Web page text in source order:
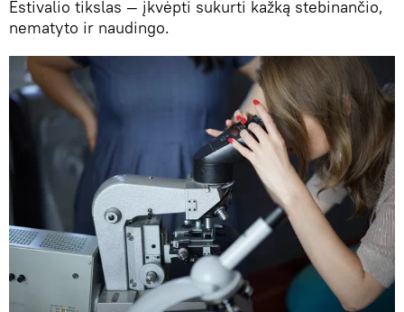
Estivalio tikslas — įkvėpti sukurti kažką stebinančio,
nematyto ir naudingo.